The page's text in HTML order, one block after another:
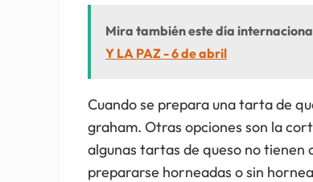
Mira también este día
Y LA PAZ - 6 de abril
Cuando se prepara una tarta de
graham. Otras opciones son la
algunas tartas de queso no tienen
prepararse horneadas o sin